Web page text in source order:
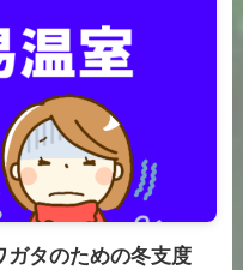
ガタのための冬支度